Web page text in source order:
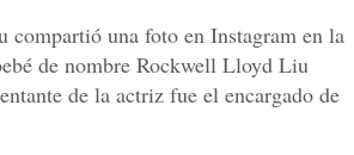
una foto en Instagram en la
de nombre Rockwell Lloyd Liu
de la actriz fue el encargado de